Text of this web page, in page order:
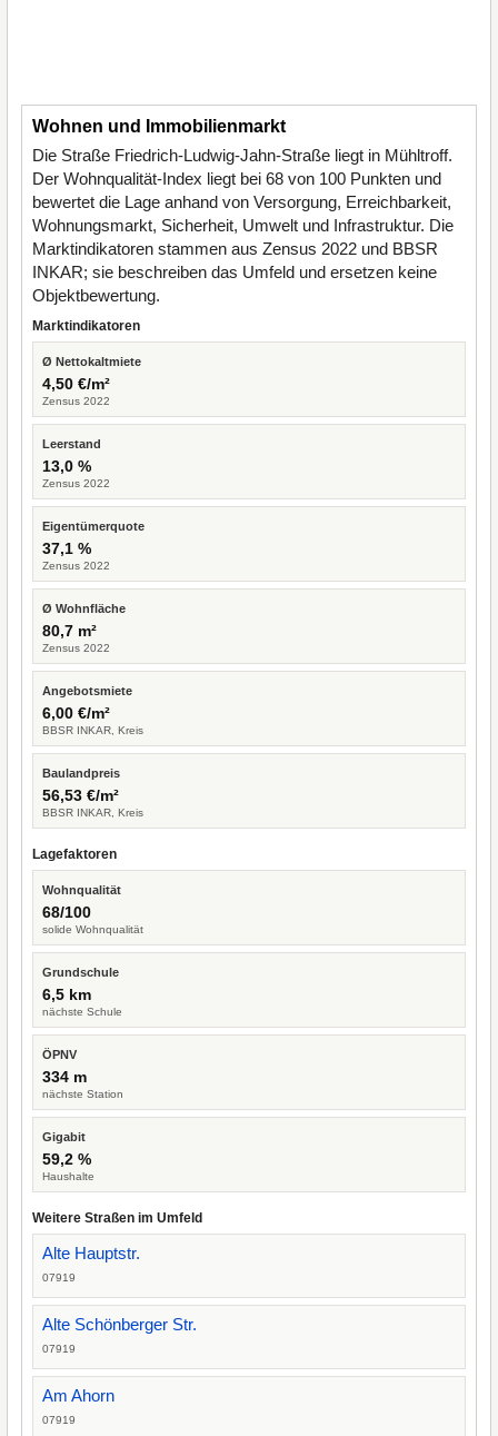
Wohnen und Immobilienmarkt
Die Straße Friedrich-Ludwig-Jahn-Straße liegt in Mühltroff.
Der Wohnqualität-Index liegt bei 68 von 100 Punkten und
bewertet die Lage anhand von Versorgung, Erreichbarkeit,
Wohnungsmarkt, Sicherheit, Umwelt und Infrastruktur. Die
Marktindikatoren stammen aus Zensus 2022 und BBSR
INKAR; sie beschreiben das Umfeld und ersetzen keine
Objektbewertung.
Marktindikatoren
Ø Nettokaltmiete
4,50 €/m²
Zensus 2022
Leerstand
13,0 %
Zensus 2022
Eigentümerquote
37,1 %
Zensus 2022
Ø Wohnfläche
80,7 m²
Zensus 2022
Angebotsmiete
6,00 €/m²
BBSR INKAR, Kreis
Baulandpreis
56,53 €/m²
BBSR INKAR, Kreis
Lagefaktoren
Wohnqualität
68/100
solide Wohnqualität
Grundschule
6,5 km
nächste Schule
ÖPNV
334 m
nächste Station
Gigabit
59,2 %
Haushalte
Weitere Straßen im Umfeld
Alte Hauptstr.
07919
Alte Schönberger Str.
07919
Am Ahorn
07919